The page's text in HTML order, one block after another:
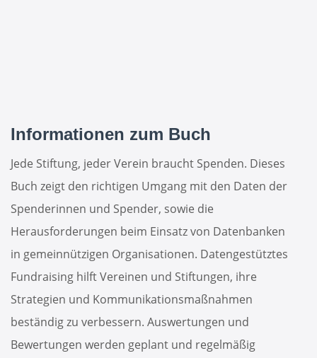
Informationen zum Buch
Jede Stiftung, jeder Verein braucht Spenden. Dieses
Buch zeigt den richtigen Um­gang mit den Daten der
Spenderinnen und Spender, sowie die
Herausforderungen beim Einsatz von Datenbanken
in gemeinnützigen Organisationen. Datengestütztes
Fundraising hilft Vereinen und Stiftungen, ihre
Strategien und Kommunikationsmaßnahmen
beständig zu verbessern. Auswertungen und
Bewertungen werden geplant und regelmäßig